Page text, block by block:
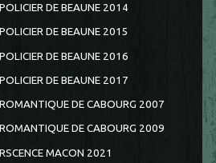
DE BEAUNE 2014
DE BEAUNE 2015
DE BEAUNE 2016
DE BEAUNE 2017
DE CABOURG 2007
DE CABOURG 2009
MACON 2021